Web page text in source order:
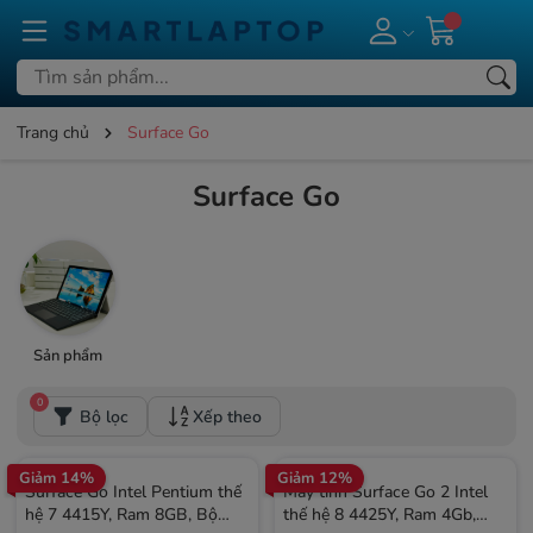
Trang chủ Surface Go
Surface Go
Sản phẩm
Bộ lọc
0
Xếp theo
Giảm 14%
Surface Go Intel Pentium thế
hệ 7 4415Y, Ram 8GB, Bộ
Giảm 12%
Máy tính Surface Go 2 Intel
thế hệ 8 4425Y, Ram 4Gb,